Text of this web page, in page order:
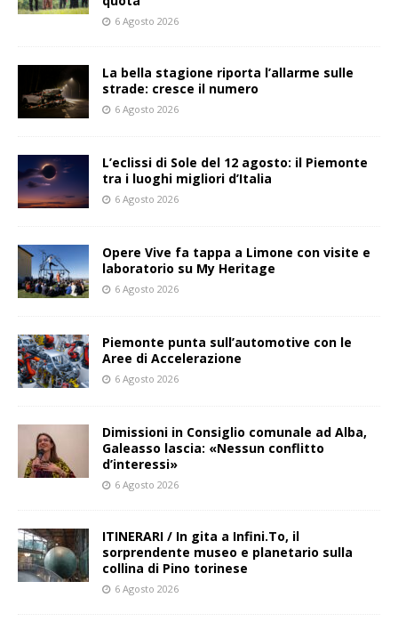
6 Agosto 2026
La bella stagione riporta l’allarme sulle
strade: cresce il numero
6 Agosto 2026
L’eclissi di Sole del 12 agosto: il Piemonte
tra i luoghi migliori d’Italia
6 Agosto 2026
Opere Vive fa tappa a Limone con visite e
laboratorio su My Heritage
6 Agosto 2026
Piemonte punta sull’automotive con le
Aree di Accelerazione
6 Agosto 2026
Dimissioni in Consiglio comunale ad Alba,
Galeasso lascia: «Nessun conflitto
d’interessi»
6 Agosto 2026
ITINERARI / In gita a Infini.To, il
sorprendente museo e planetario sulla
collina di Pino torinese
6 Agosto 2026